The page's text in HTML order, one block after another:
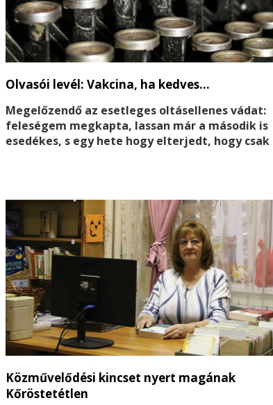
Olvasói levél: Vakcina, ha kedves…
Megelőzendő az esetleges oltásellenes vádat:
feleségem megkapta, lassan már a második is
esedékes, s egy hete hogy elterjedt, hogy csak
Közművelődési kincset nyert magának
Kőröstetétlen